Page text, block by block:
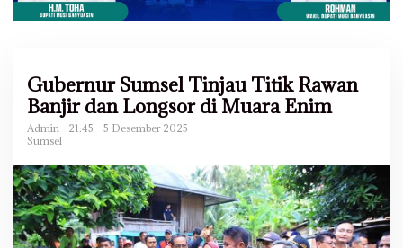
Gubernur Sumsel Tinjau Titik Rawan
Banjir dan Longsor di Muara Enim
Admin
21:45 - 5 Desember 2025
Sumsel